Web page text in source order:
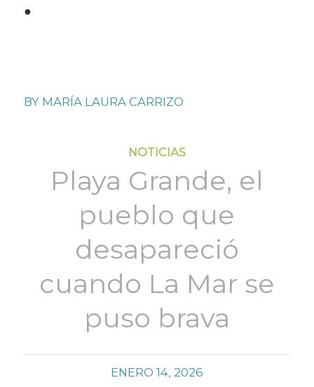
●
BY MARÍA LAURA CARRIZO
NOTICIAS
Playa Grande, el
pueblo que
desapareció
cuando La Mar se
puso brava
ENERO 14, 2026